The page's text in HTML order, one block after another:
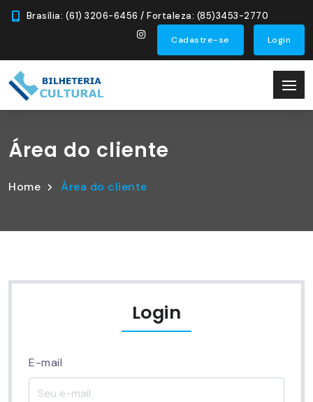
Brasília: (61) 3206-6456 / Fortaleza: (85)3453-2770
Cadastre-se Login
Área do cliente
Home Área do cliente
Login
E-mail